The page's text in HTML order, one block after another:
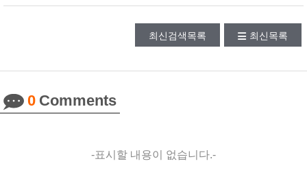
최신검색목록 최신목록
0 Comments
-표시할 내용이 없습니다.-